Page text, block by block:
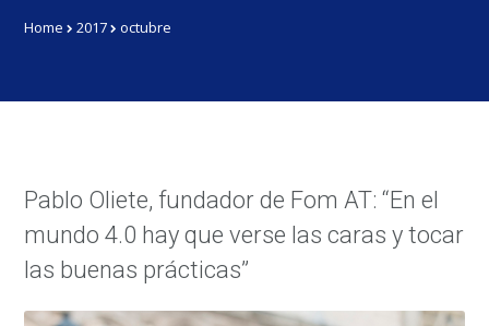
Home 2017 octubre
Pablo Oliete, fundador de Fom AT: “En el
mundo 4.0 hay que verse las caras y tocar
las buenas prácticas”